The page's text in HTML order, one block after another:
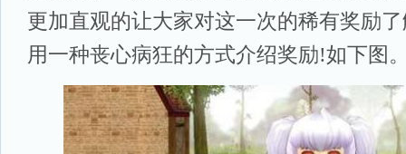
更加直观的让大家对这一次的稀有奖励
用一种丧心病狂的方式介绍奖励!如下图